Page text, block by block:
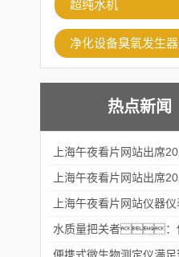
超纯水机
净化设备臭氧发生器
热点新闻